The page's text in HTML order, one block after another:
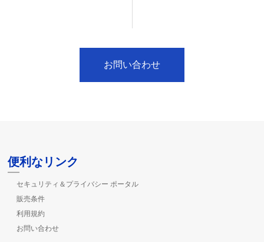
お問い合わせ
便利なリンク
セキュリティ＆プライバシー ポータル
販売条件
利用規約
お問い合わせ